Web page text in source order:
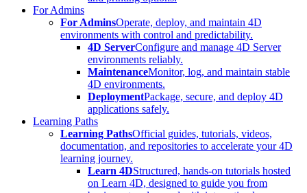
For Admins
For AdminsOperate, deploy, and maintain 4D
environments with control and predictability.
4D ServerConfigure and manage 4D Server
environments reliably.
MaintenanceMonitor, log, and maintain stable
4D environments.
DeploymentPackage, secure, and deploy 4D
applications safely.
Learning Paths
Learning PathsOfficial guides, tutorials, videos,
documentation, and repositories to accelerate your 4D
learning journey.
Learn 4DStructured, hands-on tutorials hosted
on Learn 4D, designed to guide you from